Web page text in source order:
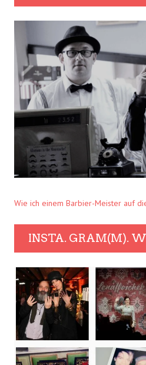
Wie ich einem Barbier-Meister auf
INSTA. GRAM(M).